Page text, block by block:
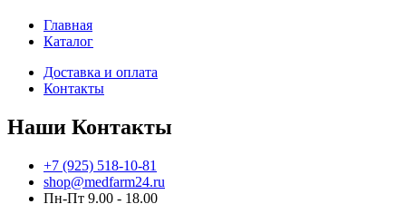
Главная
Каталог
Доставка и оплата
Контакты
Наши Контакты
+7 (925) 518-10-81
shop@medfarm24.ru
Пн-Пт 9.00 - 18.00